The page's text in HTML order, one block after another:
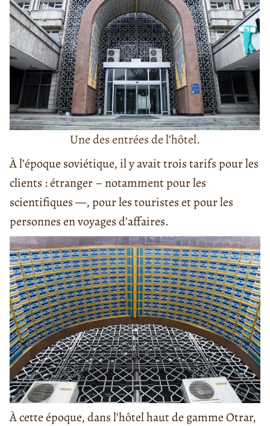
Une des entrées de l’hôtel.
À l’époque soviétique, il y avait trois tarifs pour les
clients : étranger – notamment pour les
scientifiques —, pour les touristes et pour les
personnes en voyages d’affaires.
À cette époque, dans l’hôtel haut de gamme Otrar,